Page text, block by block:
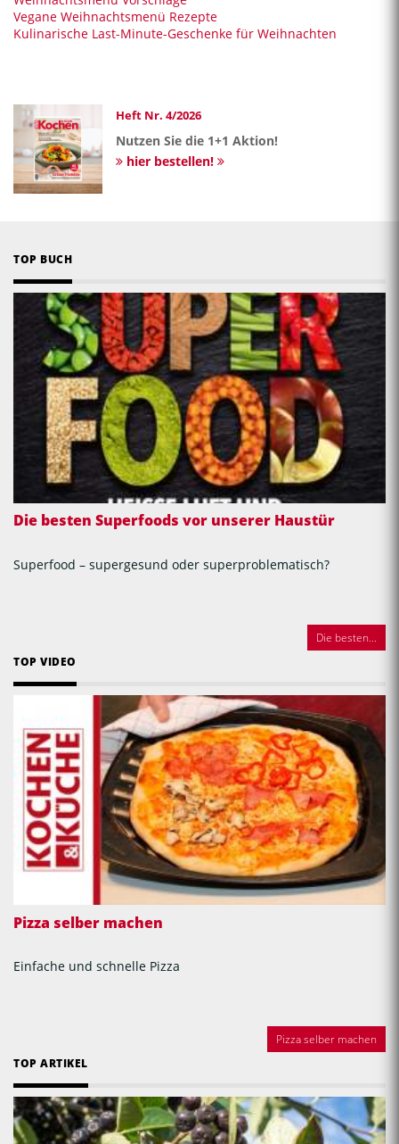
Vegane Weihnachtsmenü Rezepte
Kulinarische Last-Minute-Geschenke für Weihnachten
Heft Nr. 4/2026
Nutzen Sie die 1+1 Aktion!
hier bestellen!
TOP BUCH
Die besten Superfoods vor unserer Haustür
Superfood – supergesund oder superproblematisch?
Die besten...
TOP VIDEO
Pizza selber machen
Einfache und schnelle Pizza
Pizza selber machen
TOP ARTIKEL